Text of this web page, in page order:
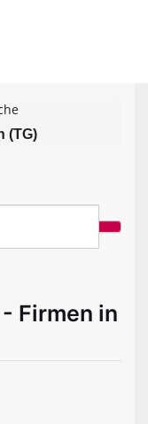
(TG)
Firmen in